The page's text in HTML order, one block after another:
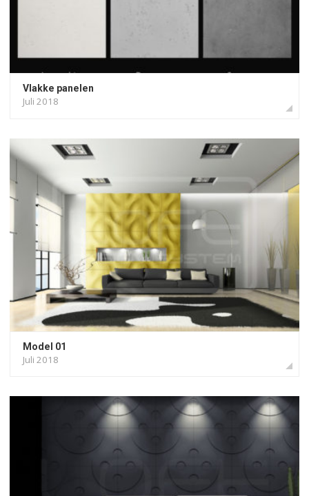
Vlakke panelen
Juli 2018
Model 01
Juli 2018